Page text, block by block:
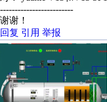
-------------------------
谢谢！
回复 引用 举报